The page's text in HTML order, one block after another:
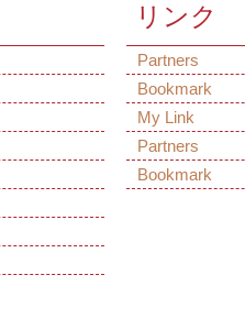
リンク
Partners
Bookmark
My Link
Partners
Bookmark